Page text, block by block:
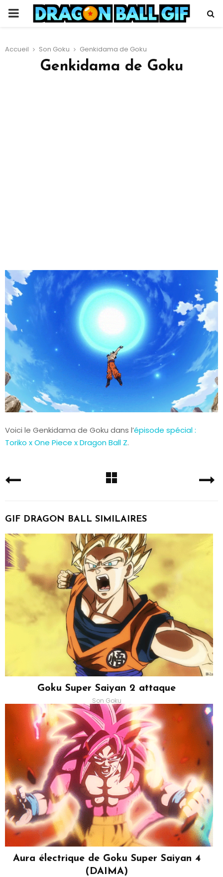
PRIMARY
Accueil Son Goku Genkidama de Goku
Genkidama de Goku
Voici le Genkidama de Goku dans l’épisode spécial :
Toriko x One Piece x Dragon Ball Z.
GIF DRAGON BALL SIMILAIRES
Goku Super Saiyan 2 attaque
Son Goku
Aura électrique de Goku Super Saiyan 4
(DAIMA)